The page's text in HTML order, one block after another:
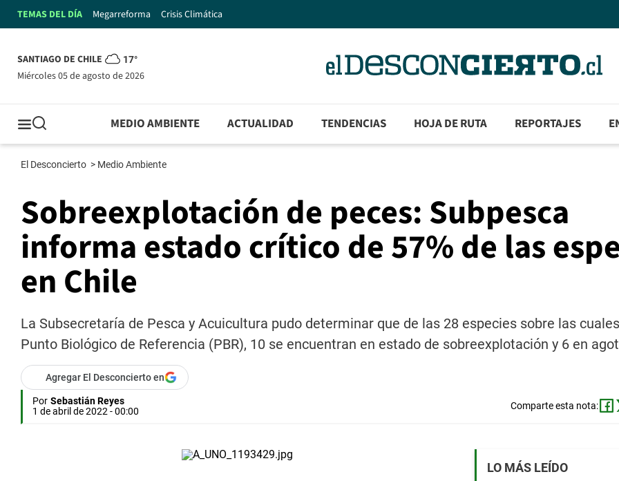
TEMAS DEL DÍA Megarreforma Crisis Climática
SANTIAGO DE CHILE 17°
miércoles 05 de agosto de 2026
MEDIO AMBIENTE ACTUALIDAD TENDENCIAS HOJA DE RUTA REPORTAJES
El Desconcierto > Medio Ambiente
Sobreexplotación de peces: Subpesca
informa estado crítico de 57% de las
en Chile
La Subsecretaría de Pesca y Acuicultura pudo determinar que de las 28 especies sobre las
Punto Biológico de Referencia (PBR), 10 se encuentran en estado de sobreexplotación y 6 en
Agregar El Desconcierto en
Por Sebastián Reyes
1 de abril de 2022 - 00:00
Comparte esta nota:
LO MÁS LEÍDO